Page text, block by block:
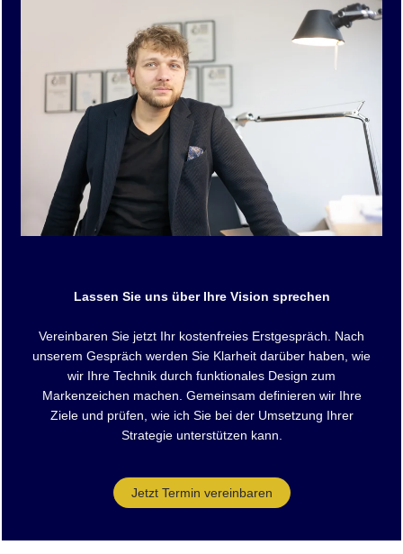
Lassen Sie uns über Ihre Vision sprechen
Vereinbaren Sie jetzt Ihr kostenfreies Erstgespräch. Nach
unserem Gespräch werden Sie Klarheit darüber haben, wie
wir Ihre Technik durch funktionales Design zum
Markenzeichen machen. Gemeinsam definieren wir Ihre
Ziele und prüfen, wie ich Sie bei der Umsetzung Ihrer
Strategie unterstützen kann.
Jetzt Termin vereinbaren